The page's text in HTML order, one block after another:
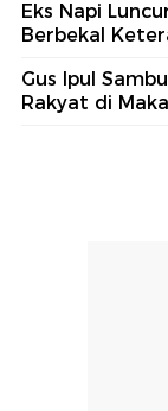
Eks Napi
Berbekal
Gus Ipul
Rakyat di